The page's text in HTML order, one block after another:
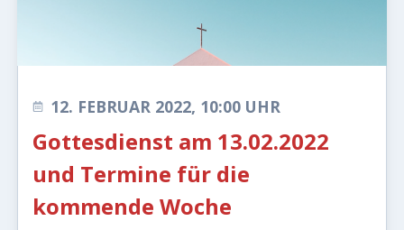
12. FEBRUAR 2022, 10:00 UHR
Gottesdienst am 13.02.2022
und Termine für die
kommende Woche